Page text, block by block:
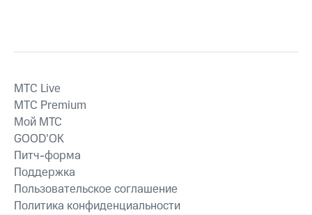
MTС Live
MTС Premium
Мой МТС
GOOD’OK
Питч-форма
Поддержка
Пользовательское соглашение
Политика конфиденциальности